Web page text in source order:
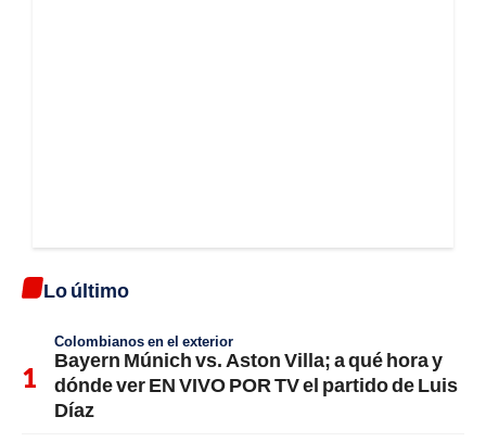
Lo último
Colombianos en el exterior
Bayern Múnich vs. Aston Villa; a qué hora y
dónde ver EN VIVO POR TV el partido de Luis
Díaz